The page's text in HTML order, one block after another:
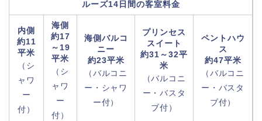
ルーズ14日間の客室料金
内側
約11
平米
（シ
ャワ
ー
付）
海側
約17
～19
平米
（シ
ャワ
ー
付）
海側バルコ
ニー
約23平米
（バルコニ
ー・シャワ
ー付）
プリンセス
スイート
約31～32平
米
（バルコニ
ー・バスタ
ブ付）
ペントハウ
ス
約47平米
（バルコニ
ー・バスタ
ブ付）